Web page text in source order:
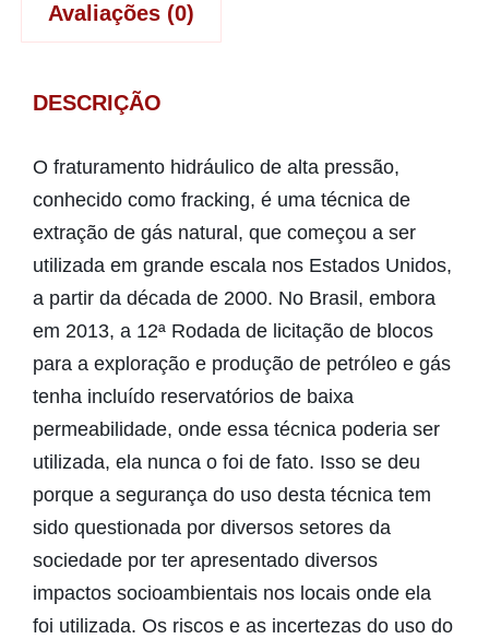
Avaliações (0)
DESCRIÇÃO
O fraturamento hidráulico de alta pressão,
conhecido como fracking, é uma técnica de
extração de gás natural, que começou a ser
utilizada em grande escala nos Estados Unidos,
a partir da década de 2000. No Brasil, embora
em 2013, a 12ª Rodada de licitação de blocos
para a exploração e produção de petróleo e gás
tenha incluído reservatórios de baixa
permeabilidade, onde essa técnica poderia ser
utilizada, ela nunca o foi de fato. Isso se deu
porque a segurança do uso desta técnica tem
sido questionada por diversos setores da
sociedade por ter apresentado diversos
impactos socioambientais nos locais onde ela
foi utilizada. Os riscos e as incertezas do uso do